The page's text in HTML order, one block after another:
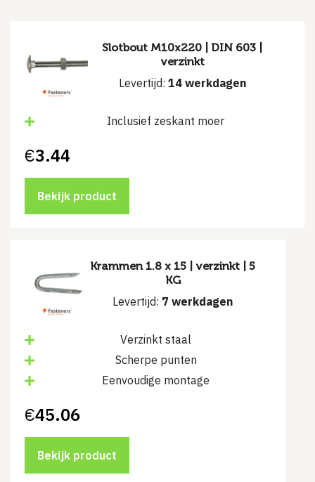
Slotbout M10x220 | DIN 603 |
verzinkt
Levertijd: 14 werkdagen
Inclusief zeskant moer
€3.44
Bekijk product
Krammen 1.8 x 15 | verzinkt | 5
KG
Levertijd: 7 werkdagen
Verzinkt staal
Scherpe punten
Eenvoudige montage
€45.06
Bekijk product